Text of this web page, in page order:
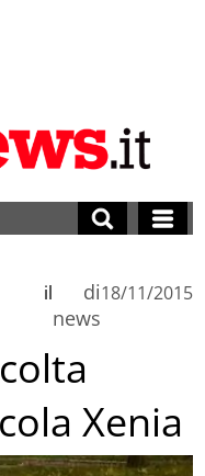
di
news
il 18/11/2015
Xenia